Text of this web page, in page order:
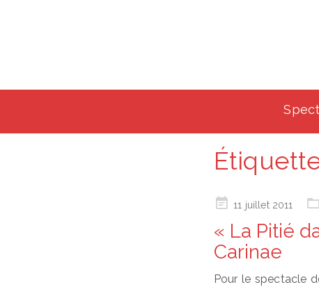
Posted11 juillet 2011
« La Pitié
Carinae
Pour le spectacle